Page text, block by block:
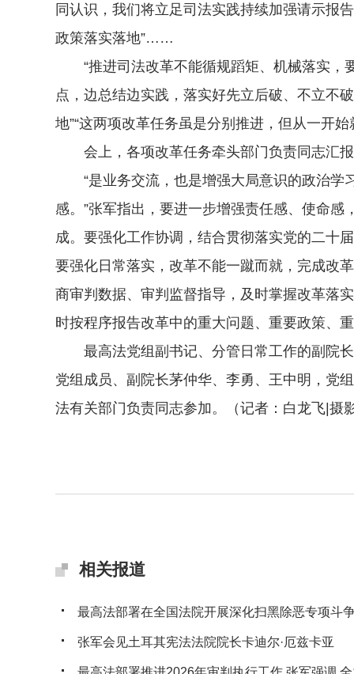
同认识，我们将立足司法实践持续加强请示报
政策落实落地”……
“推进司法改革不能循规蹈矩、机械落实，
点，边总结边实践，落实好先立后破、不立不
地”“这两项改革任务虽是分别推进，但从一开
会上，各项改革任务牵头部门负责同志汇报
“是业务交流，也是增强大局意识的政治学
感。”张军指出，要进一步增强责任感、使命
成。要强化工作协调，结合贯彻落实党的二十
要强化日常落实，改革不能一蹴而就，完成改
商审判数据、审判监督指导，及时掌握改革落
时按程序报告改革中的重大问题、重要政策、
最高法党组副书记、分管日常工作的副院长
党组成员、副院长茅仲华、李勇、王中明，党
法有关部门负责同志参加。（记者：白龙飞|摄
相关报道
最高法部署在全国法院开展深化扫黑除恶专项斗
张军会见土耳其宪法法院院长卡迪尔·厄兹卡亚